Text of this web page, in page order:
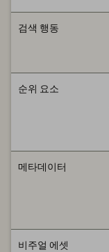
검색 행동
순위 요소
메타데이터
비주얼 에셋